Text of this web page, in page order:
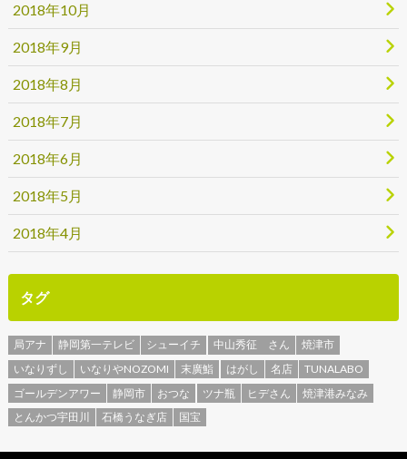
2018年10月
2018年9月
2018年8月
2018年7月
2018年6月
2018年5月
2018年4月
タグ
局アナ 静岡第一テレビ シューイチ 中山秀征 さん
焼津市
いなりずし
いなりやNOZOMI 末廣鮨 はがし 名店
TUNALABO
ゴールデンアワー
静岡市 おつな ツナ瓶 ヒデさん
焼津港みなみ
とんかつ宇田川
石橋うなぎ店 国宝